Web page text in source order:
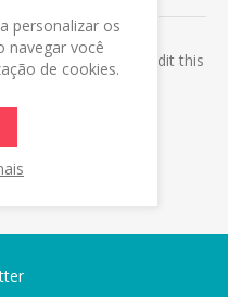
here. You can edit this
personalizar os
navegar você
de cookies.